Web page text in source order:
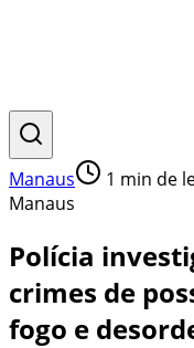
Manaus 1 min de
Manaus
Polícia
crimes de
fogo e